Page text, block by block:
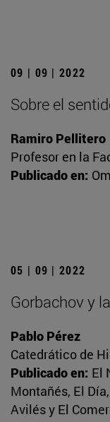
09 | 09 | 2022
Sobre el
Ramiro Pellitero
Profesor en la
Publicado en:
05 | 09 | 2022
Gorbachov y
Pablo Pérez
Catedrático de
Publicado en: El
Montañés, El
Avilés y El